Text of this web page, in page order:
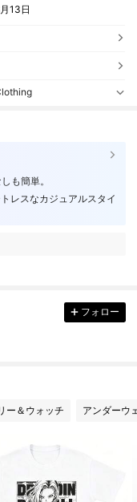
13日
も簡単。
レスなカジュアルスタイ
フォロー
ー＆ウォッチ アンダーウ